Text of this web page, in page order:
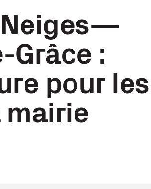
:
pour les